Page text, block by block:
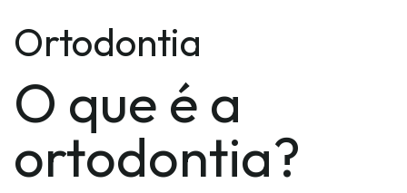
Ortodontia
O que é a
ortodontia?